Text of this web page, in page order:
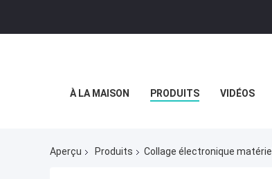
À LA MAISON PRODUITS VIDÉOS
Aperçu Produits Collage électronique matériel